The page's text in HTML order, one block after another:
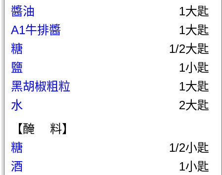
醬油
1大匙
A1牛排醬
1大匙
糖
1/2大匙
鹽
1小匙
黑胡椒粗粒
1大匙
水
2大匙
【醃 料】
糖
1/2小匙
酒
1小匙